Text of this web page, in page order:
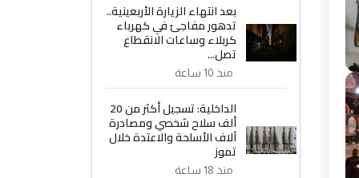
بعد انتهاء الزيارة الأربعينية..
تدهور مفاجئ في كهرباء
كربلاء وساعات الانقطاع
تصل...
منذ 10 ساعة
الداخلية: تسجيل أكثر من 20
ألف سلاح شخصي ومصادرة
آلاف الأسلحة والاعتدة خلال
تموز
منذ 18 ساعة